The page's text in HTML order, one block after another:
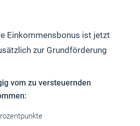
Einkommensbonus ist jetzt
zur Grundförderung
vom zu versteuernden